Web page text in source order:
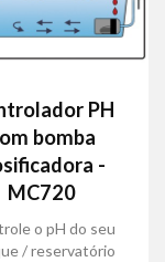
PH
bomba
-
MC720
o pH do seu
/ reservatório